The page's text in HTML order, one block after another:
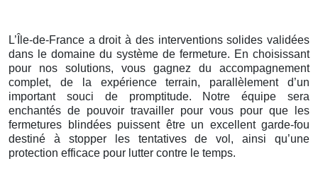
L’Île-de-France a droit à des interventions solides validées
dans le domaine du système de fermeture. En choisissant
pour nos solutions, vous gagnez du accompagnement
complet, de la expérience terrain, parallèlement d’un
important souci de promptitude. Notre équipe sera
enchantés de pouvoir travailler pour vous pour que les
fermetures blindées puissent être un excellent garde-fou
destiné à stopper les tentatives de vol, ainsi qu’une
protection efficace pour lutter contre le temps.